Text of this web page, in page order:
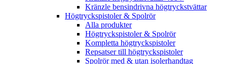
Kränzle bensindrivna högtryckstvättar
Högtryckspistoler & Spolrör
Alla produkter
Högtryckspistoler & Spolrör
Kompletta högtryckspistoler
Repsatser till högtryckspistoler
Spolrör med & utan isolerhandtag